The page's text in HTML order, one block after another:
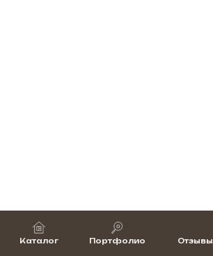
Каталог Портфолио Отзывы